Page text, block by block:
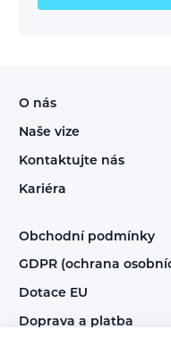
O nás
Naše vize
Kontaktujte nás
Kariéra
Obchodní podmínky
GDPR (ochrana
Dotace EU
Doprava a platba